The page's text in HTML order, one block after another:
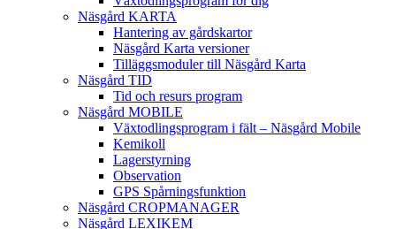
Näsgård KARTA
Hantering av gårdskartor
Näsgård Karta versioner
Tilläggsmoduler till Näsgård Karta
Näsgård TID
Tid och resurs program
Näsgård MOBILE
Växtodlingsprogram i fält – Näsgård Mobile
Kemikoll
Lagerstyrning
Observation
GPS Spårningsfunktion
Näsgård CROPMANAGER
Näsgård LEXIKEM